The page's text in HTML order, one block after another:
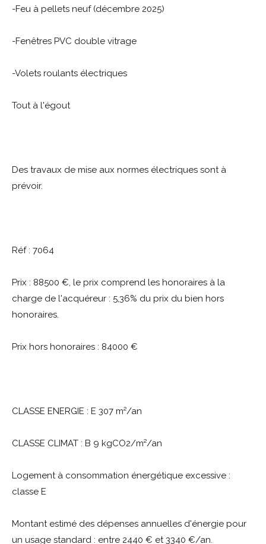
-Feu à pellets neuf (décembre 2025)
-Fenêtres PVC double vitrage
-Volets roulants électriques
Tout à l'égout
Des travaux de mise aux normes électriques sont à
prévoir.
Réf : 7064
Prix : 88500 €, le prix comprend les honoraires à la
charge de l'acquéreur : 5,36% du prix du bien hors
honoraires.
Prix hors honoraires : 84000 €
CLASSE ENERGIE : E 307 m²/an
CLASSE CLIMAT : B 9 kgCO2/m²/an
Logement à consommation énergétique excessive :
classe E
Montant estimé des dépenses annuelles d'énergie pour
un usage standard : entre 2440 € et 3340 €/an.